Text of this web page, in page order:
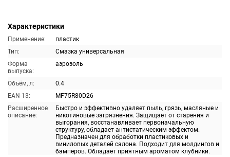
Характеристики
Применение:
пластик
Тип:
Смазка универсальная
Форма
выпуска:
аэрозоль
Объём, л:
0.4
EAN-13:
MF75R80D26
Расширенное
описание:
Быстро и эффективно удаляет пыль, грязь, масляные и
никотиновые загрязнения. Защищает от старения и
выгорания, восстанавливает первоначальную
структуру, обладает антистатическим эффектом.
Предназначен для обработки пластиковых и
виниловых деталей салона. Подходит для молдингов и
бамперов. Обладает приятным ароматом клубники.